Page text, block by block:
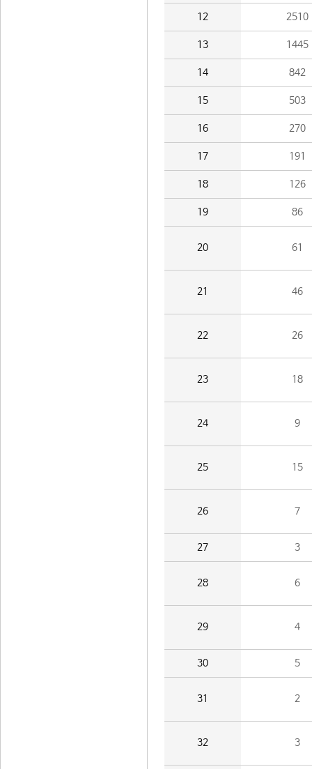
12 2510
13 1445
14 842
15 503
16 270
17 191
18 126
19 86
20 61
21 46
22 26
23 18
24 9
25 15
26 7
27 3
28 6
29 4
30 5
31 2
32 3